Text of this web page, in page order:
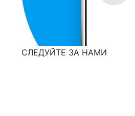
СЛЕДУЙТЕ ЗА НАМИ